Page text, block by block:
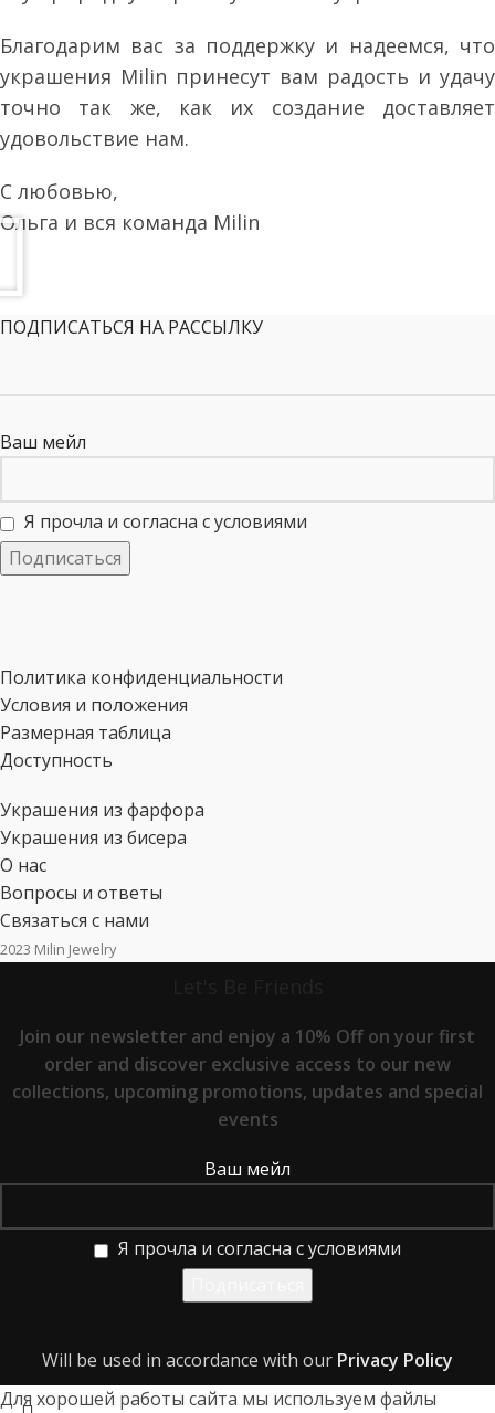
Благодарим вас за поддержку и надеемся, что
украшения Milin принесут вам радость и удачу
точно так же, как их создание доставляет
удовольствие нам.
С любовью,
Ольга и вся команда Milin
ПОДПИСАТЬСЯ НА РАССЫЛКУ
Ваш мейл
Я прочла и согласна с условиями
Политика конфиденциальности
Условия и положения
Размерная таблица
Доступность
Украшения из фарфора
Украшения из бисера
О нас
Вопросы и ответы
Связаться с нами
2023 Milin Jewelry
Join our newsletter and enjoy a 10% Off on your first
order and discover exclusive access to our new
collections, upcoming promotions, updates and special
events
Ваш мейл
Я прочла и согласна с условиями
Will be used in accordance with our Privacy Policy
Для хорошей работы сайта мы используем файлы